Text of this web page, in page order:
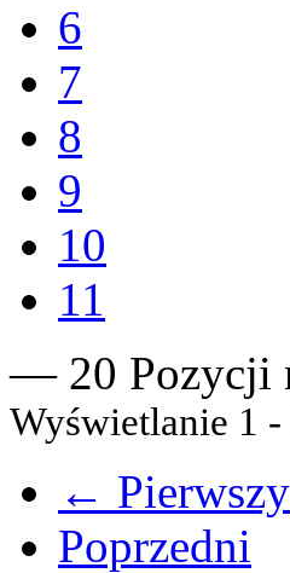
6
7
8
9
10
11
— 20 Pozycji
Wyświetlanie 1
← Pierwszy
Poprzedni